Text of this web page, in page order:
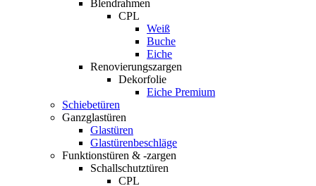
Blendrahmen
CPL
Weiß
Buche
Eiche
Renovierungszargen
Dekorfolie
Eiche Premium
Schiebetüren
Ganzglastüren
Glastüren
Glastürenbeschläge
Funktionstüren & -zargen
Schallschutztüren
CPL